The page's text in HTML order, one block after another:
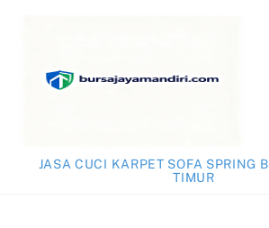
JASA CUCI KARPET SOFA SPRING
TIMUR